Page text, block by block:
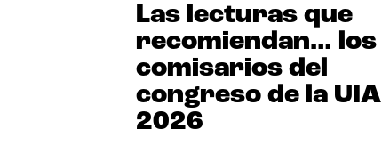
Las lecturas que
recomiendan… los
comisarios del
congreso de la UIA
2026